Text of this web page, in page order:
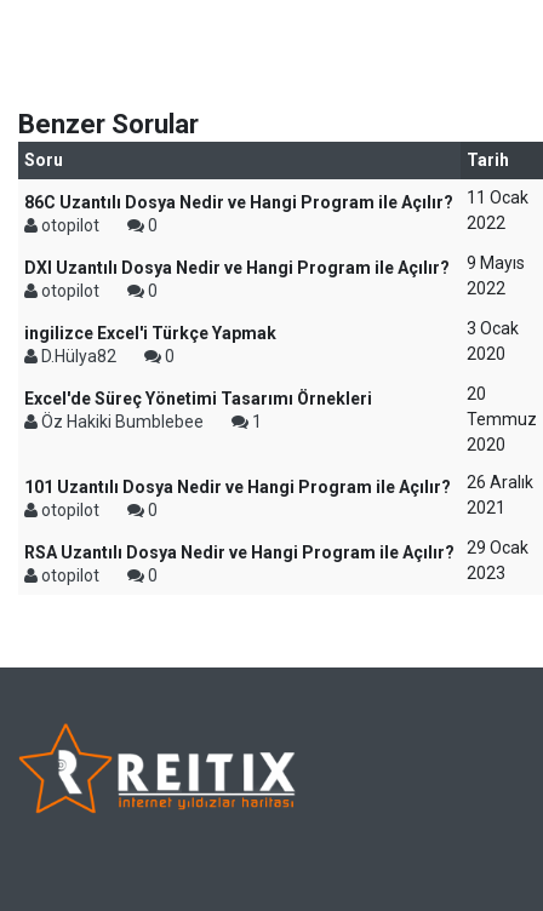
Benzer Sorular
Soru Tarih
86C Uzantılı Dosya Nedir ve Hangi Program ile Açılır?
otopilot
0
11 Ocak
2022
DXI Uzantılı Dosya Nedir ve Hangi Program ile Açılır?
otopilot
0
9 Mayıs
2022
ingilizce Excel'i Türkçe Yapmak
D.Hülya82
0
3 Ocak
2020
Excel'de Süreç Yönetimi Tasarımı Örnekleri
Öz Hakiki Bumblebee
1
20
Temmuz
2020
101 Uzantılı Dosya Nedir ve Hangi Program ile Açılır?
otopilot
0
26 Aralık
2021
RSA Uzantılı Dosya Nedir ve Hangi Program ile Açılır?
otopilot
0
29 Ocak
2023